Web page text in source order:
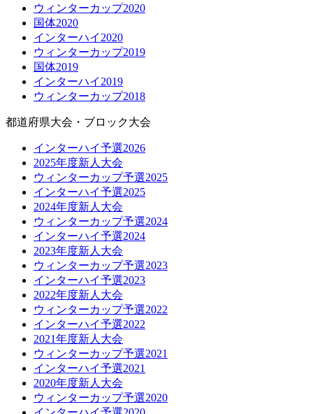
ウィンターカップ2020
国体2020
インターハイ2020
ウィンターカップ2019
国体2019
インターハイ2019
ウィンターカップ2018
都道府県大会・ブロック大会
インターハイ予選2026
2025年度新人大会
ウィンターカップ予選2025
インターハイ予選2025
2024年度新人大会
ウィンターカップ予選2024
インターハイ予選2024
2023年度新人大会
ウィンターカップ予選2023
インターハイ予選2023
2022年度新人大会
ウィンターカップ予選2022
インターハイ予選2022
2021年度新人大会
ウィンターカップ予選2021
インターハイ予選2021
2020年度新人大会
ウィンターカップ予選2020